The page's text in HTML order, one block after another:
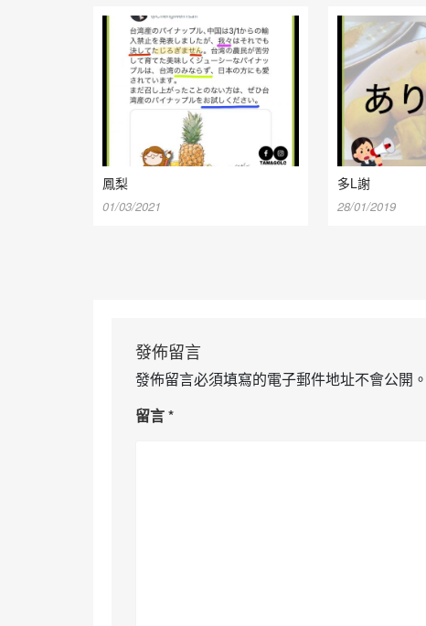
鳳梨
01/03/2021
多L謝
28/01/2019
發佈留言
發佈留言必須填寫的電子郵件地址不會公開。
留言*